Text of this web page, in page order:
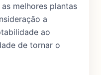
melhores plantas
a
ao
de tornar o